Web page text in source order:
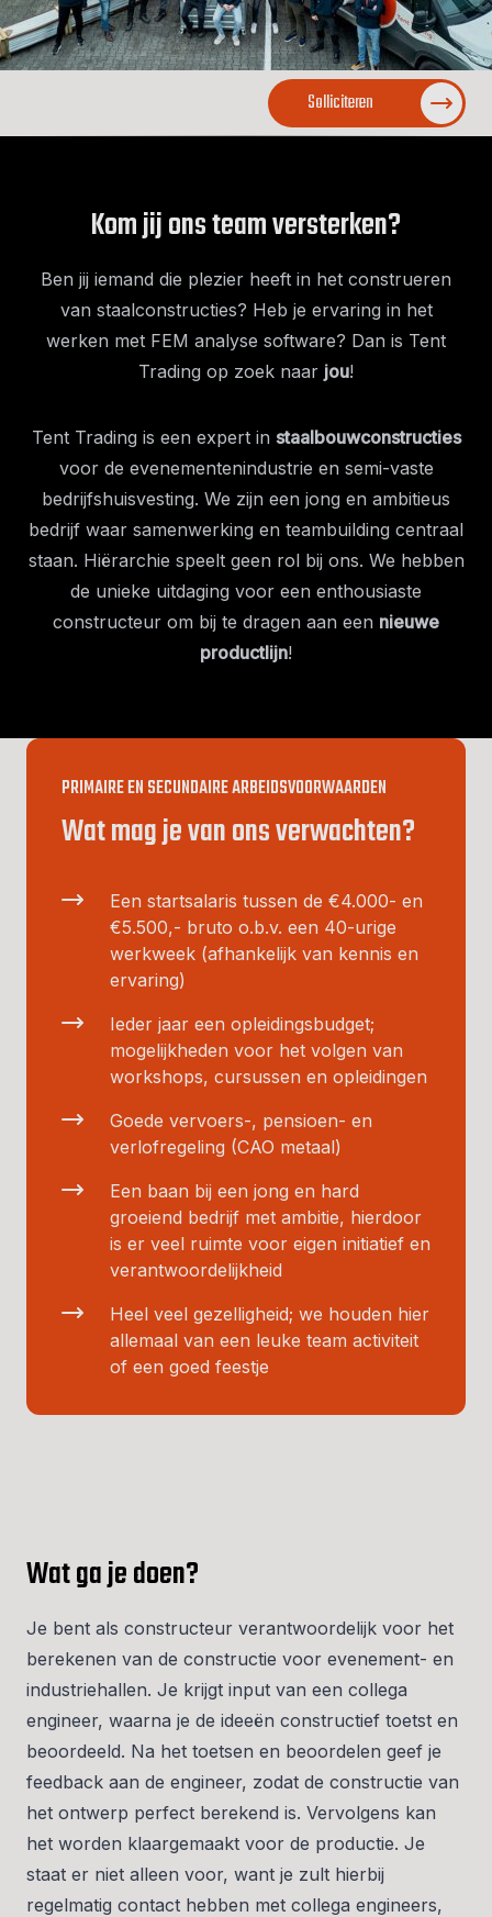
Solliciteren
Kom jij ons team versterken?
Ben jij iemand die plezier heeft in het construeren
van staalconstructies? Heb je ervaring in het
werken met FEM analyse software? Dan is Tent
Trading op zoek naar jou!
Tent Trading is een expert in staalbouwconstructies
voor de evenementenindustrie en semi-vaste
bedrijfshuisvesting. We zijn een jong en ambitieus
bedrijf waar samenwerking en teambuilding centraal
staan. Hiërarchie speelt geen rol bij ons. We hebben
de unieke uitdaging voor een enthousiaste
constructeur om bij te dragen aan een nieuwe
productlijn!
PRIMAIRE EN SECUNDAIRE ARBEIDSVOORWAARDEN
Wat mag je van ons verwachten?
Een startsalaris tussen de €4.000- en
€5.500,- bruto o.b.v. een 40-urige
werkweek (afhankelijk van kennis en
ervaring)
Ieder jaar een opleidingsbudget;
mogelijkheden voor het volgen van
workshops, cursussen en opleidingen
Goede vervoers-, pensioen- en
verlofregeling (CAO metaal)
Een baan bij een jong en hard
groeiend bedrijf met ambitie, hierdoor
is er veel ruimte voor eigen initiatief en
verantwoordelijkheid
Heel veel gezelligheid; we houden hier
allemaal van een leuke team activiteit
of een goed feestje
Wat ga je doen?
Je bent als constructeur verantwoordelijk voor het
berekenen van de constructie voor evenement- en
industriehallen. Je krijgt input van een collega
engineer, waarna je de ideeën constructief toetst en
beoordeeld. Na het toetsen en beoordelen geef je
feedback aan de engineer, zodat de constructie van
het ontwerp perfect berekend is. Vervolgens kan
het worden klaargemaakt voor de productie. Je
staat er niet alleen voor, want je zult hierbij
regelmatig contact hebben met collega engineers,